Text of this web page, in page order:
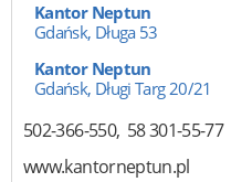
Kantor Neptun
Gdańsk, Długa 53
Kantor Neptun
Gdańsk, Długi Targ 20/21
502-366-550 58 301-55-77
www.kantorneptun.pl